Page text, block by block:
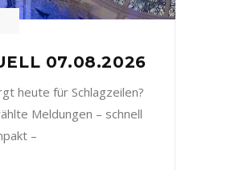
07.08.2026
heute für Schlagzeilen?
Meldungen – schnell
–